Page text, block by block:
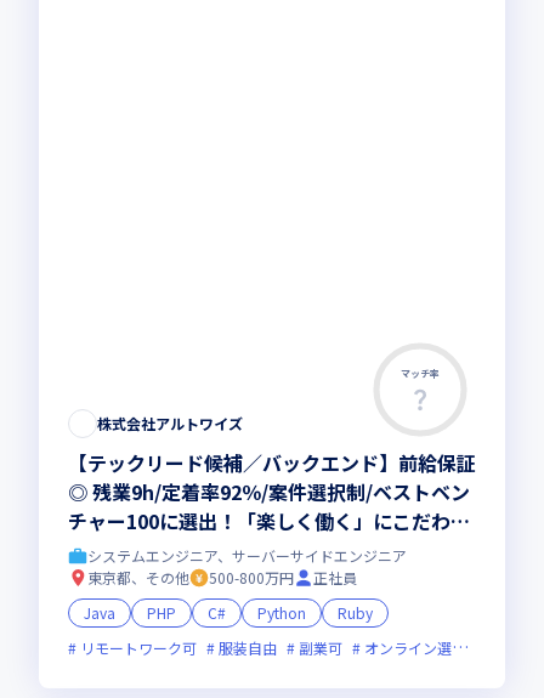
マッチ率
株式会社アルトワイズ
【テックリード候補／バックエンド】前給保証
◎ 残業9h/定着率92％/案件選択制/ベストベン
チャー100に選出！「楽しく働く」にこだわり
抜く会社。仕事も、人生も、本気で楽しめる環
境へ！
システムエンジニア、サーバーサイドエンジニア
東京都、その他
500-800万円
正社員
Java
PHP C# Python
Ruby
リモートワーク可
服装自由 副業可 オンライン選考可